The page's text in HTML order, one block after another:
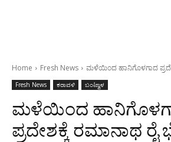
Home Fresh News ಮಳೆಯಿಂದ ಹಾನಿಗೊಳಗಾದ
Fresh News ಕರಾವಳಿ ಬಂಟ್ವಾಳ
ಮಳೆಯಿಂದ
ಪ್ರದೇಶಕ್ಕೆ ರಮಾನಾಥ ರೈ